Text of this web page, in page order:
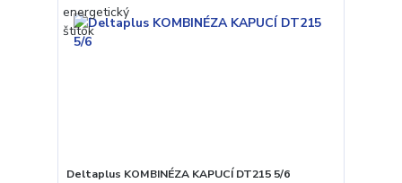
Deltaplus KOMBINÉZA KAPUCÍ DT215 5/6